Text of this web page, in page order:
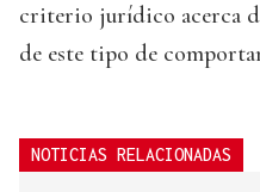
criterio jurídico acerca
de este tipo de
NOTICIAS RELACIONADAS